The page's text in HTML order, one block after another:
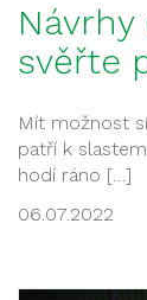
svěřte
Mít možnost
patří k
hodí ráno […]
06.07.2022